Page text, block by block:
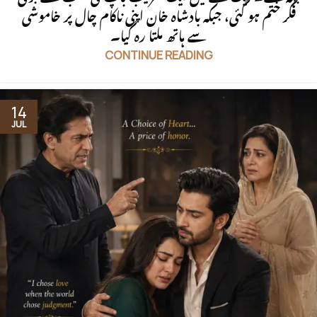
فکر ختم ہو گئی، جبکہ بادشاہ خان اپنی ناکام چال پر خاموشی
سے ہاتھ ملتا رہ گیا۔
CONTINUE READING
14
JUL